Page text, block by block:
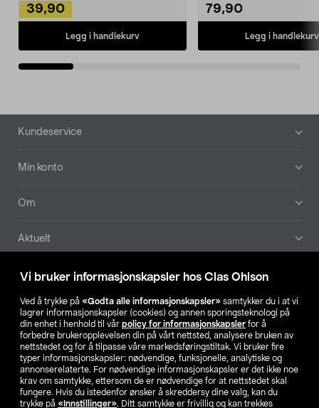
Vi bruker informasjonskapsler hos Clas Ohlson
Ved å trykke på «Godta alle informasjonskapsler» samtykker du i at vi
lagrer informasjonskapsler (cookies) og annen sporingsteknologi på
din enhet i henhold til vår policy for informasjonskapsler for å
forbedre brukeropplevelsen din på vårt nettsted, analysere bruken av
nettstedet og for å tilpasse våre markedsføringstiltak. Vi bruker fire
typer informasjonskapsler: nødvendige, funksjonelle, analytiske og
annonserelaterte. For nødvendige informasjonskapsler er det ikke noe
krav om samtykke, ettersom de er nødvendige for at nettstedet skal
fungere. Hvis du istedenfor ønsker å skreddersy dine valg, kan du
trykke på «Innstillinger». Ditt samtykke er frivillig og kan trekkes
39,90
Legg i handlekurv
79,90
Legg i handlekurv
Bunntekst
Kundeservice
Min konto
Om
Aktuelt
Våre selskaper
Finn din butikk
SE NO FI